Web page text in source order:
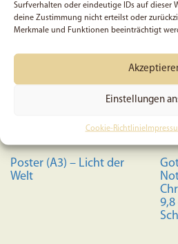
Surfverhalten oder eindeutige IDs auf dieser
deine Zustimmung nicht erteilst oder
Merkmale und Funktionen beeinträchtigt
Einstellungen
Cookie-Richtlinie
SALE
Poster (A3) – Licht der
Welt
9,8